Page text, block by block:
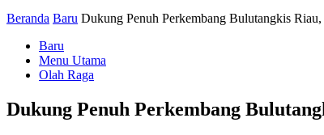
Beranda Baru Dukung Penuh Perkembang Bulutangkis
Baru
Menu Utama
Olah Raga
Dukung Penuh Perkembang